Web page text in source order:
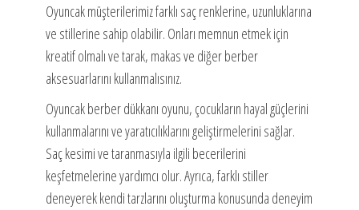
Oyuncak müşterilerimiz farklı saç renklerine, uzunluklarına
ve stillerine sahip olabilir. Onları memnun etmek için
kreatif olmalı ve tarak, makas ve diğer berber
aksesuarlarını kullanmalısınız.
Oyuncak berber dükkanı oyunu, çocukların hayal güçlerini
kullanmalarını ve yaratıcılıklarını geliştirmelerini sağlar.
Saç kesimi ve taranmasıyla ilgili becerilerini
keşfetmelerine yardımcı olur. Ayrıca, farklı stiller
deneyerek kendi tarzlarını oluşturma konusunda deneyim